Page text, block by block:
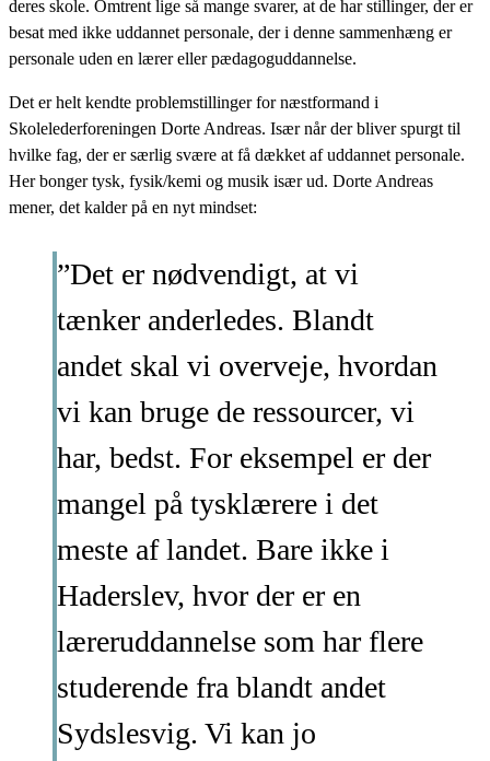
deres skole. Omtrent lige så mange svarer, at de har stillinger, der er
besat med ikke uddannet personale, der i denne sammenhæng er
personale uden en lærer eller pædagoguddannelse.
Det er helt kendte problemstillinger for næstformand i
Skolelederforeningen Dorte Andreas. Især når der bliver spurgt til
hvilke fag, der er særlig svære at få dækket af uddannet personale.
Her bonger tysk, fysik/kemi og musik især ud. Dorte Andreas
mener, det kalder på en nyt mindset:
”Det er nødvendigt, at vi
tænker anderledes. Blandt
andet skal vi overveje, hvordan
vi kan bruge de ressourcer, vi
har, bedst. For eksempel er der
mangel på tysklærere i det
meste af landet. Bare ikke i
Haderslev, hvor der er en
læreruddannelse som har flere
studerende fra blandt andet
Sydslesvig. Vi kan jo